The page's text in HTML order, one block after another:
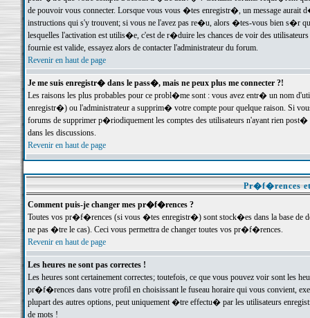
de pouvoir vous connecter. Lorsque vous vous �tes enregistr�, un message aurait
instructions qui s'y trouvent; si vous ne l'avez pas re�u, alors �tes-vous bien s�r
lesquelles l'activation est utilis�e, c'est de r�duire les chances de voir des
fournie est valide, essayez alors de contacter l'administrateur du forum.
Revenir en haut de page
Je me suis enregistr� dans le pass�, mais ne peux plus me connecter ?!
Les raisons les plus probables pour ce probl�me sont : vous avez entr� un nom
enregistr�) ou l'administrateur a supprim� votre compte pour quelque raison. Si
forums de supprimer p�riodiquement les comptes des utilisateurs n'ayant rien
dans les discussions.
Revenir en haut de page
Pr�f�rences
Comment puis-je changer mes pr�f�rences ?
Toutes vos pr�f�rences (si vous �tes enregistr�) sont stock�es dans la base de
ne pas �tre le cas). Ceci vous permettra de changer toutes vos pr�f�rences.
Revenir en haut de page
Les heures ne sont pas correctes !
Les heures sont certainement correctes; toutefois, ce que vous pouvez voir sont
pr�f�rences dans votre profil en choisissant le fuseau horaire qui vous convient,
plupart des autres options, peut uniquement �tre effectu� par les utilisateurs
de mots !